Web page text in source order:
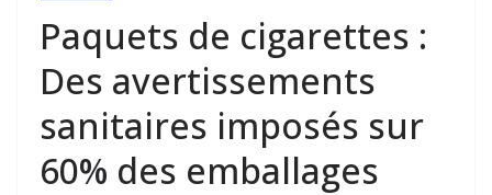
Paquets de cigarettes :
Des avertissements
sanitaires imposés sur
60% des emballages